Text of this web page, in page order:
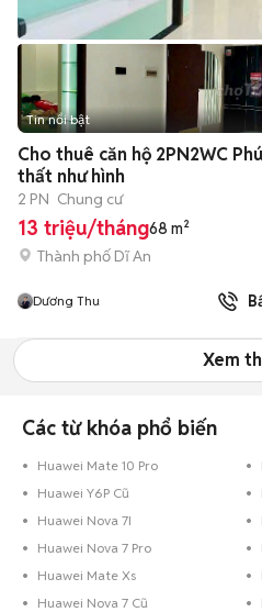
Tin nổi bật
Cho thuê căn hộ 2PN2WC
thất như hình
2 PN Chung cư
13 triệu/tháng68 m²
Thành phố Dĩ An
Dương Thu
Xem
Các từ khóa phổ biến
Huawei Mate 10 Pro
Huawei Y6P Cũ
Huawei Nova 7I
Huawei Nova 7 Pro
Huawei Mate Xs
Huawei Nova 7 Cũ